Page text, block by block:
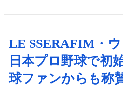
LE SSERAFIM・ウ
日本プロ野球で
球ファンからも称